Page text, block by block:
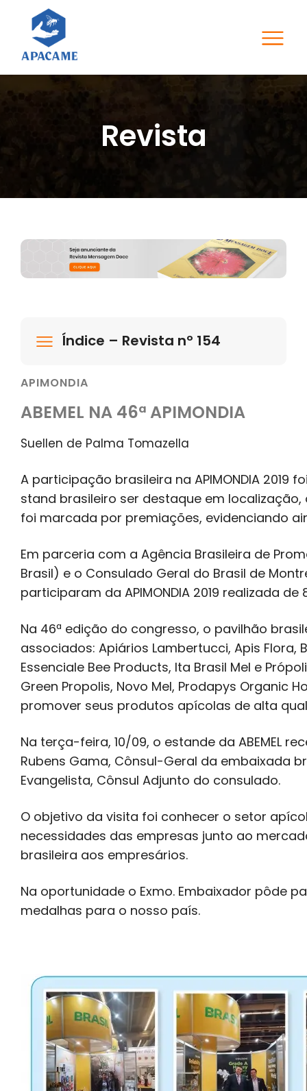
Revista
Índice – Revista nº 154
APIMONDIA
ABEMEL NA 46ª APIMONDIA
Suellen de Palma Tomazella
A participação brasileira na APIMONDIA
stand brasileiro ser destaque em
foi marcada por premiações, evidenciando
Em parceria com a Agência Brasileira de
Brasil) e o Consulado Geral do Brasil de
participaram da APIMONDIA 2019 realizada
Na 46ª edição do congresso, o pavilhão
associados: Apiários Lambertucci, Apis Flora,
Essenciale Bee Products, Ita Brasil Mel e
Green Propolis, Novo Mel, Prodapys Organic
promover seus produtos apícolas de alta
Na terça-feira, 10/09, o estande da ABEMEL
Rubens Gama, Cônsul-Geral da embaixada
Evangelista, Cônsul Adjunto do consulado.
O objetivo da visita foi conhecer o setor
necessidades das empresas junto ao
brasileira aos empresários.
Na oportunidade o Exmo. Embaixador pôde
medalhas para o nosso país.